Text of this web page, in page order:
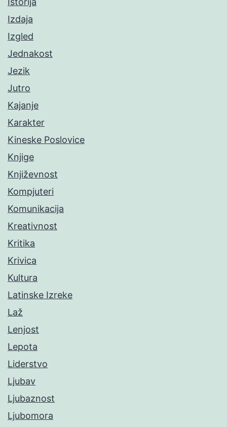
Izdaja
Izgled
Jednakost
Jezik
Jutro
Kajanje
Karakter
Kineske Poslovice
Knjige
Književnost
Kompjuteri
Komunikacija
Kreativnost
Kritika
Krivica
Kultura
Latinske Izreke
Laž
Lenjost
Lepota
Liderstvo
Ljubav
Ljubaznost
Ljubomora